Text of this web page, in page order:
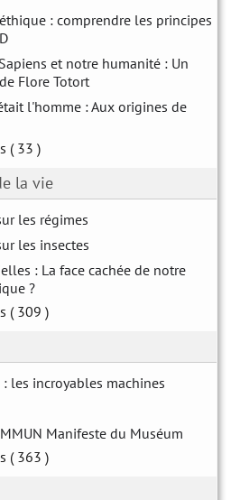
: comprendre les principes
et notre humanité : Un
Flore Totort
l'homme : Aux origines de
( 33 )
la vie
les régimes
les insectes
: La face cachée de notre
?
( 309 )
les incroyables machines
Manifeste du Muséum
( 363 )